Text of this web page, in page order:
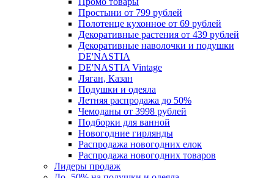
Простыни от 799 рублей
Полотенце кухонное от 69 рублей
Декоративные растения от 439 рублей
Декоративные наволочки и подушки
DE'NASTIA
DE'NASTIA Vintage
Ляган, Казан
Подушки и одеяла
Летняя распродажа до 50%
Чемоданы от 3998 рублей
Подборки для ванной
Новогодние гирлянды
Распродажа новогодних елок
Распродажа новогодних товаров
Лидеры продаж